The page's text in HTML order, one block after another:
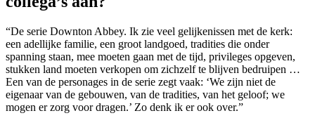
“De serie Downton Abbey. Ik zie veel gelijkenissen met de kerk:
een adellijke familie, een groot landgoed, tradities die onder
spanning staan, mee moeten gaan met de tijd, privileges opgeven,
stukken land moeten verkopen om zichzelf te blijven bedruipen …
Een van de personages in de serie zegt vaak: ‘We zijn niet de
eigenaar van de gebouwen, van de tradities, van het geloof; we
mogen er zorg voor dragen.’ Zo denk ik er ook over.”